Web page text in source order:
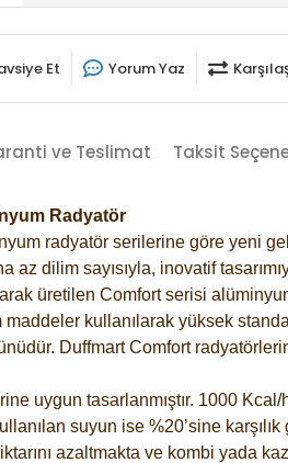
Et Yorum Yaz
ve Teslimat Taksit
Radyatör
radyatör serilerine göre yeni
dilim sayısıyla, inovatif
üretilen Comfort serisi
kullanılarak yüksek
Duffmart Comfort
uygun tasarlanmıştır. 1000
suyun ise %20’sine
azaltmakta ve kombi yada